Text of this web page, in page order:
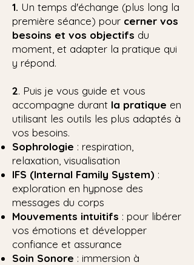
1. Un temps d'échange (plus long la
première séance) pour cerner vos
besoins et vos objectifs du
moment, et adapter la pratique qui
y répond.
2. Puis je vous guide et vous
accompagne durant la pratique en
utilisant les outils les plus adaptés à
vos besoins.
Sophrologie : respiration,
relaxation, visualisation
IFS (Internal Family System) :
exploration en hypnose des
messages du corps
Mouvements intuitifs : pour libérer
vos émotions et développer
confiance et assurance
Soin Sonore : immersion à